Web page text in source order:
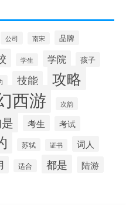
公司 南宋 品牌
学生 学院 孩子
技能 攻略
西游 次韵
考生 考试
苏轼 证书 词人
适合 都是 陆游